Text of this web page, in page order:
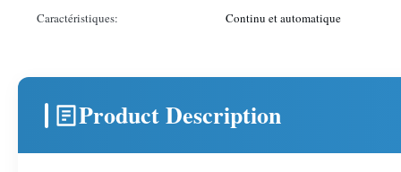
Caractéristiques: Continu et automatique
Product Description